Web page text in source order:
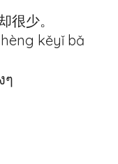
很少。
kěyǐ bǎ
ๆ